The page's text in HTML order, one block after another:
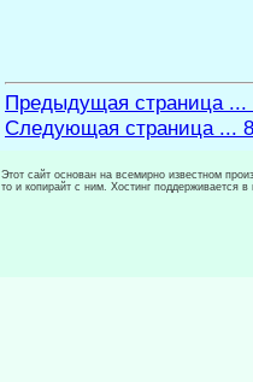
Предыдущая страница ...
Следующая страница ...
Этот сайт основан на всемирно известном
то и копирайт с ним. Хостинг поддерживается